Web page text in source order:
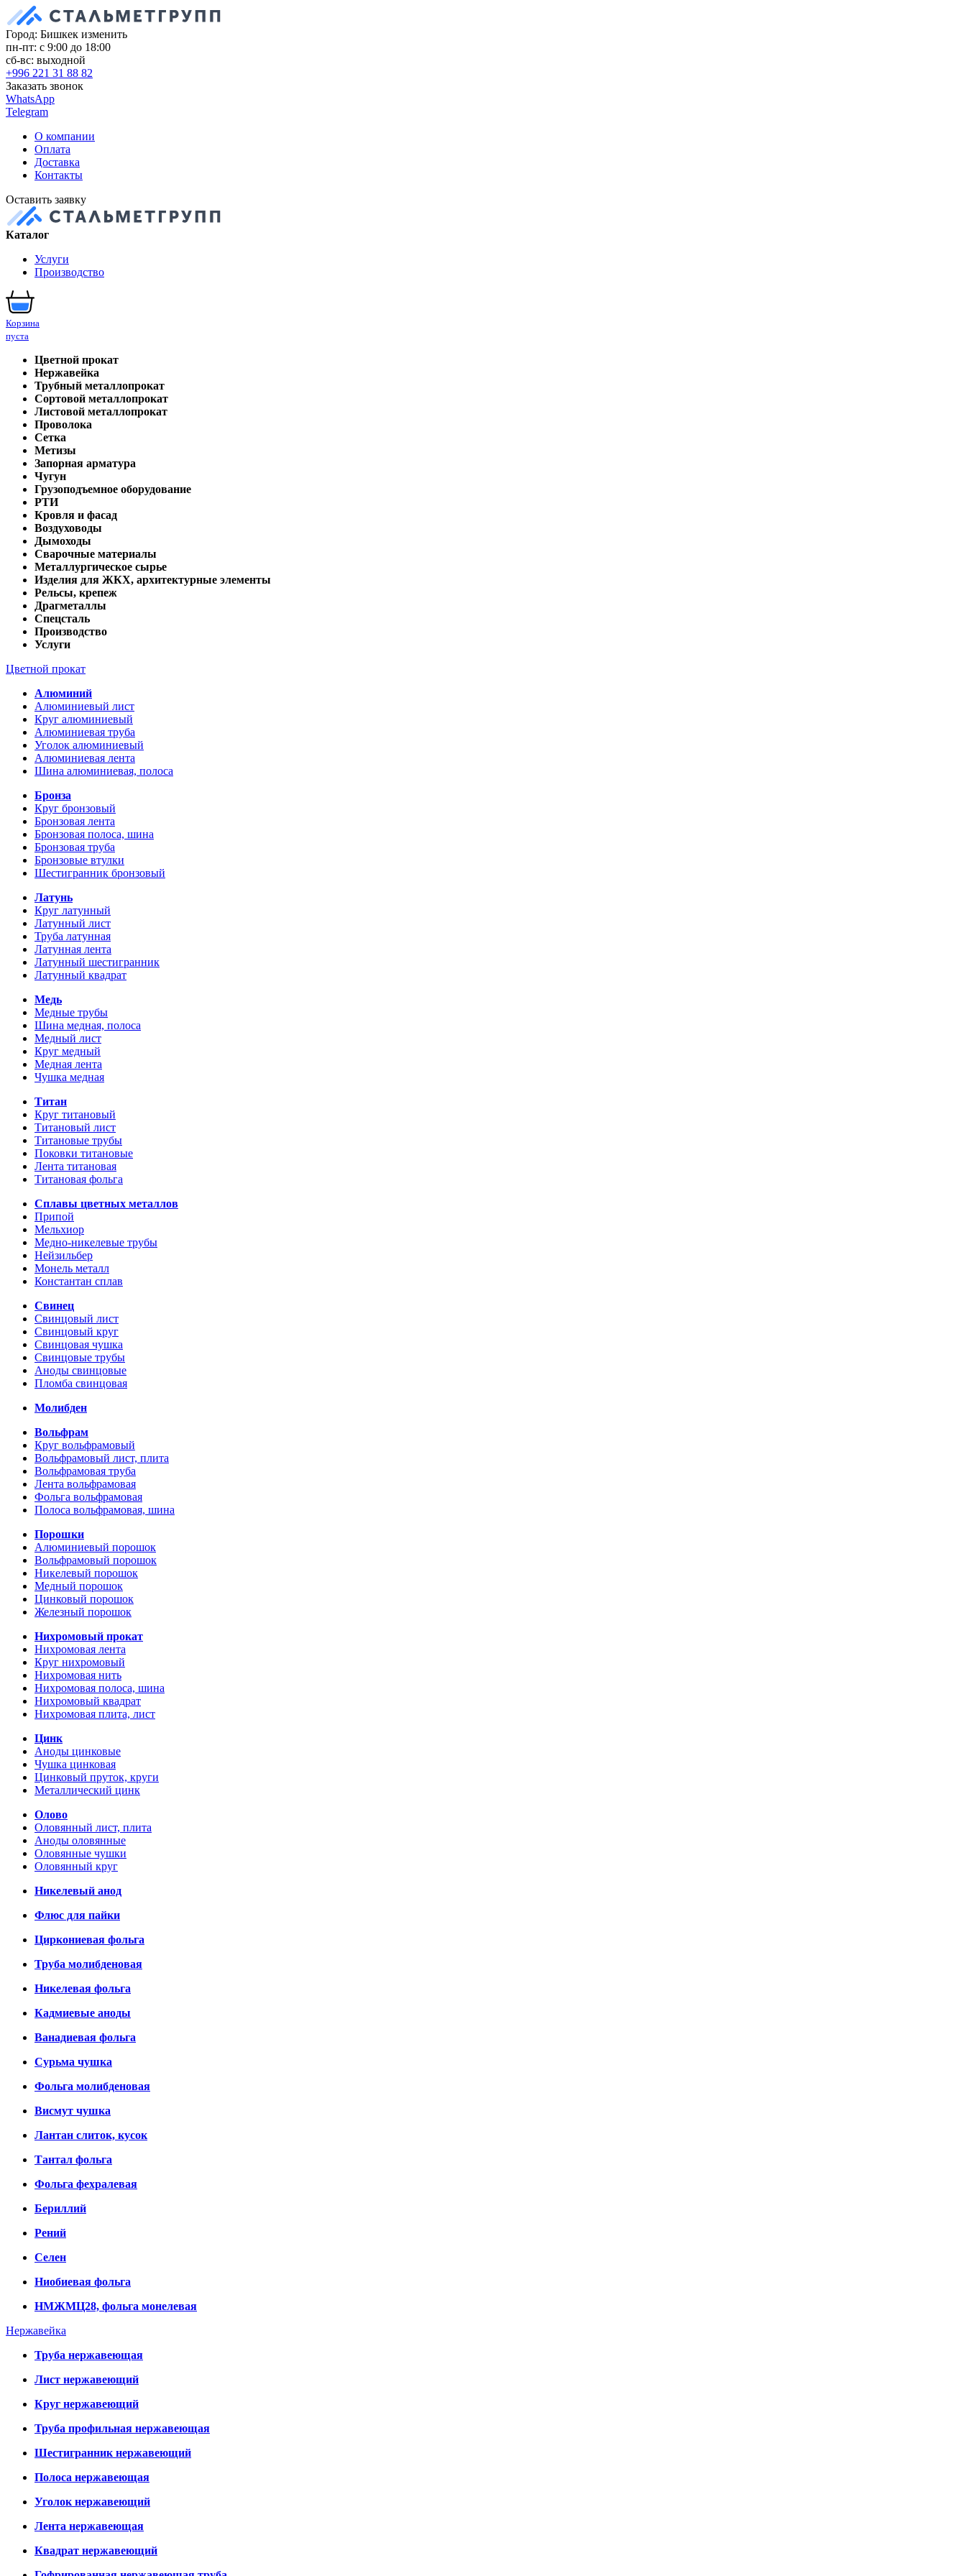
Город: Бишкек изменить
пн-пт: с 9:00 до 18:00
сб-вс: выходной
+996 221 31 88 82
Заказать звонок
WhatsApp
Telegram
О компании
Оплата
Доставка
Контакты
Оставить заявку
Каталог
Услуги
Производство
Корзина
пуста
Цветной прокат
Нержавейка
Трубный металлопрокат
Сортовой металлопрокат
Листовой металлопрокат
Проволока
Сетка
Метизы
Запорная арматура
Чугун
Грузоподъемное оборудование
РТИ
Кровля и фасад
Воздуховоды
Дымоходы
Сварочные материалы
Металлургическое сырье
Изделия для ЖКХ, архитектурные элементы
Рельсы, крепеж
Драгметаллы
Спецсталь
Производство
Услуги
Цветной прокат
Алюминий
Алюминиевый лист
Круг алюминиевый
Алюминиевая труба
Уголок алюминиевый
Алюминиевая лента
Шина алюминиевая, полоса
Бронза
Круг бронзовый
Бронзовая лента
Бронзовая полоса, шина
Бронзовая труба
Бронзовые втулки
Шестигранник бронзовый
Латунь
Круг латунный
Латунный лист
Труба латунная
Латунная лента
Латунный шестигранник
Латунный квадрат
Медь
Медные трубы
Шина медная, полоса
Медный лист
Круг медный
Медная лента
Чушка медная
Титан
Круг титановый
Титановый лист
Титановые трубы
Поковки титановые
Лента титановая
Титановая фольга
Сплавы цветных металлов
Припой
Мельхиор
Медно-никелевые трубы
Нейзильбер
Монель металл
Константан сплав
Свинец
Свинцовый лист
Свинцовый круг
Свинцовая чушка
Свинцовые трубы
Аноды свинцовые
Пломба свинцовая
Молибден
Вольфрам
Круг вольфрамовый
Вольфрамовый лист, плита
Вольфрамовая труба
Лента вольфрамовая
Фольга вольфрамовая
Полоса вольфрамовая, шина
Порошки
Алюминиевый порошок
Вольфрамовый порошок
Никелевый порошок
Медный порошок
Цинковый порошок
Железный порошок
Нихромовый прокат
Нихромовая лента
Круг нихромовый
Нихромовая нить
Нихромовая полоса, шина
Нихромовый квадрат
Нихромовая плита, лист
Цинк
Аноды цинковые
Чушка цинковая
Цинковый пруток, круги
Металлический цинк
Олово
Оловянный лист, плита
Аноды оловянные
Оловянные чушки
Оловянный круг
Никелевый анод
Флюс для пайки
Циркониевая фольга
Труба молибденовая
Никелевая фольга
Кадмиевые аноды
Ванадиевая фольга
Сурьма чушка
Фольга молибденовая
Висмут чушка
Лантан слиток, кусок
Тантал фольга
Фольга фехралевая
Бериллий
Рений
Селен
Ниобиевая фольга
НМЖМЦ28, фольга монелевая
Нержавейка
Труба нержавеющая
Лист нержавеющий
Круг нержавеющий
Труба профильная нержавеющая
Шестигранник нержавеющий
Полоса нержавеющая
Уголок нержавеющий
Лента нержавеющая
Квадрат нержавеющий